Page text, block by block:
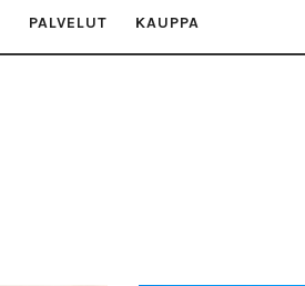
PALVELUT KAUPPA